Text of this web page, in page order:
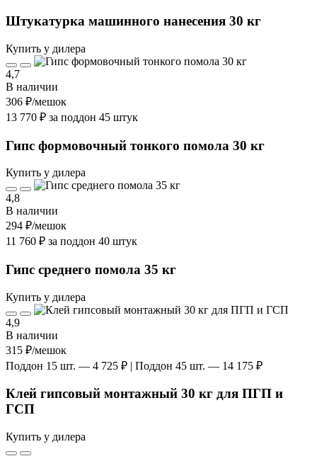
Штукатурка машинного нанесения 30 кг
Купить у дилера
4,7
В наличии
306 ₽/мешок
13 770 ₽ за поддон 45 штук
Гипс формовочный тонкого помола 30 кг
Купить у дилера
4,8
В наличии
294 ₽/мешок
11 760 ₽ за поддон 40 штук
Гипс среднего помола 35 кг
Купить у дилера
4,9
В наличии
315 ₽/мешок
Поддон 15 шт. — 4 725 ₽ | Поддон 45 шт. — 14 175 ₽
Клей гипсовый монтажный 30 кг для ПГП и
ГСП
Купить у дилера